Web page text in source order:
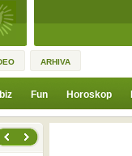
ARHIVA
Fun Horoskop